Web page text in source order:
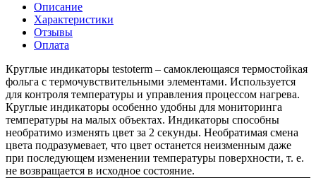
Описание
Характеристики
Отзывы
Оплата
Круглые индикаторы testoterm – самоклеющаяся термостойкая
фольга с термочувствительными элементами. Используется
для контроля температуры и управления процессом нагрева.
Круглые индикаторы особенно удобны для мониторинга
температуры на малых объектах. Индикаторы способны
необратимо изменять цвет за 2 секунды. Необратимая смена
цвета подразумевает, что цвет останется неизменным даже
при последующем изменении температуры поверхности, т. е.
не возвращается в исходное состояние.